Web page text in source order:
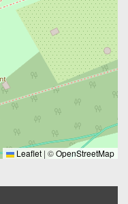
Leaflet | ©OpenStreetMap